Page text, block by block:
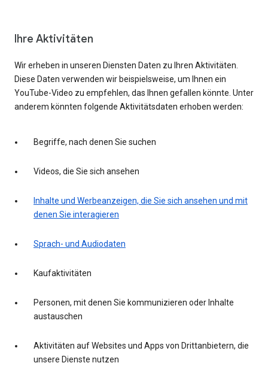
Ihre Aktivitäten
Wir erheben in unseren Diensten Daten zu Ihren Aktivitäten.
Diese Daten verwenden wir beispielsweise, um Ihnen ein
YouTube-Video zu empfehlen, das Ihnen gefallen könnte. Unter
anderem könnten folgende Aktivitätsdaten erhoben werden:
Begriffe, nach denen Sie suchen
Videos, die Sie sich ansehen
Inhalte und Werbeanzeigen, die Sie sich ansehen und mit
denen Sie interagieren
Sprach- und Audiodaten
Kaufaktivitäten
Personen, mit denen Sie kommunizieren oder Inhalte
austauschen
Aktivitäten auf Websites und Apps von Drittanbietern, die
unsere Dienste nutzen